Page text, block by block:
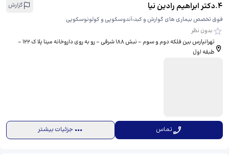
4
.دکتر ابراهیم رادین نیا
گزارش
فوق تخصص بیماری های گوارش و کبد،آندوسکوپی و کولونوسکوپی
بدون نظر
تهرانپارس بین فلکه دوم و سوم - نبش 188 شرقی - رو به روی داروخانه مینا پلا ک 122 -
طبقه اول
تماس جزئیات بیشتر